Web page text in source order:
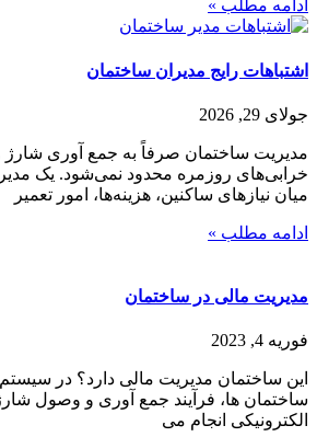
ادامه مطلب »
اشتباهات رایج مدیران ساختمان
جولای 29, 2026
مدیریت ساختمان صرفاً به جمع‌ آوری شارژ
خرابی‌های روزمره محدود نمی‌شود. یک مدیر
میان نیازهای ساکنین، هزینه‌ها، امور تعمیر
ادامه مطلب »
مدیریت مالی در ساختمان
فوریه 4, 2023
این ساختمان مدیریت مالی دارد؟ در
ساختمان ها، فرآیند جمع آوری و وصول
الکترونیکی انجام می